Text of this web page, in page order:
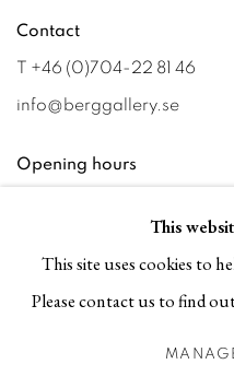
Contact
T +46 (0)704-22 81 46
info@berggallery.se
Opening hours
16.00
This
This site uses cookies to
Please contact us to find